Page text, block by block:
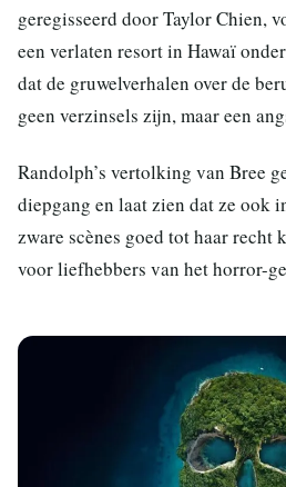
geregisseerd door Taylor Chien,
een verlaten resort in Hawaï
dat de gruwelverhalen over de
geen verzinsels zijn, maar een
Randolph’s vertolking van Bree
diepgang en laat zien dat ze ook
zware scènes goed tot haar recht
voor liefhebbers van het horror-